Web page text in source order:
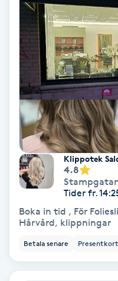
Brynfärgning
Brynplockning
Bröllopsuppsättning
Celluliter
Coachning
Color correction
Cryoterapi
Klippotek
4.8
Tider fr.
Boka in tid , För Folieslingor, Balayage, Färg,
Hårvård, klippningar
Betala senare Presentkort